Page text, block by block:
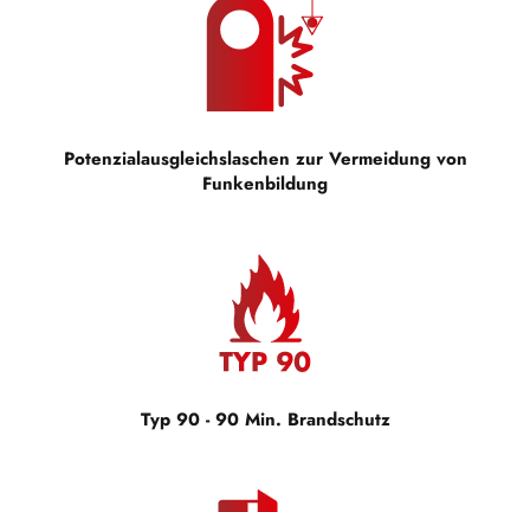
Potenzialausgleichslaschen zur Vermeidung von
Funkenbildung
Typ 90 - 90 Min. Brandschutz